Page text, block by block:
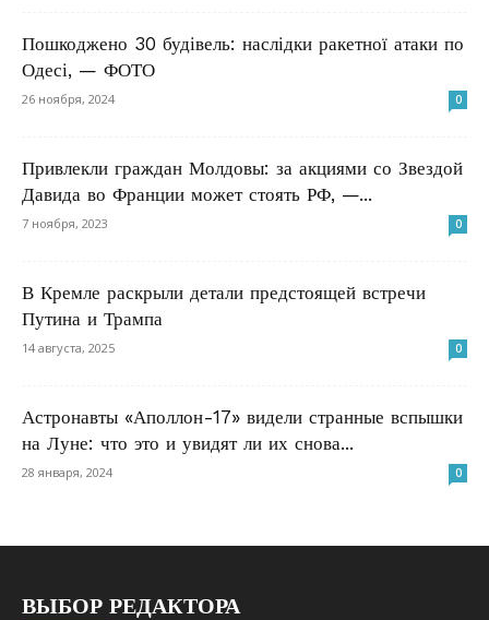
Пошкоджено 30 будівель: наслідки ракетної атаки по
Одесі, — ФОТО
26 ноября, 2024 0
Привлекли граждан Молдовы: за акциями со Звездой
Давида во Франции может стоять РФ, —...
7 ноября, 2023 0
В Кремле раскрыли детали предстоящей встречи
Путина и Трампа
14 августа, 2025 0
Астронавты «Аполлон-17» видели странные вспышки
на Луне: что это и увидят ли их снова...
28 января, 2024 0
ВЫБОР РЕДАКТОРА